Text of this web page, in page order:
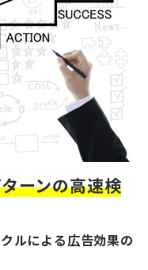
ーンの高速検
ルによる広告効果の